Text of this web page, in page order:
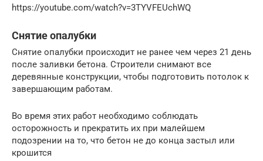
https://youtube.com/watch?v=3TYVFEUchWQ
Снятие опалубки
Снятие опалубки происходит не ранее чем через 21 день
после заливки бетона. Строители снимают все
деревянные конструкции, чтобы подготовить потолок к
завершающим работам.
Во время этих работ необходимо соблюдать
осторожность и прекратить их при малейшем
подозрении на то, что бетон не до конца застыл или
крошится